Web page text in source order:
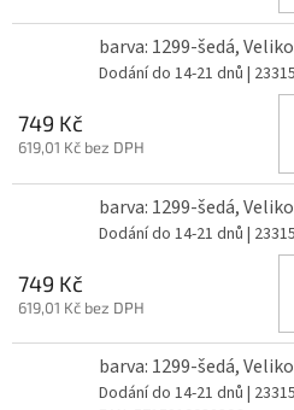
barva: 1299-šedá,
Dodání do 14-21 dnů |
749 Kč
619,01 Kč bez DPH
barva: 1299-šedá,
Dodání do 14-21 dnů |
749 Kč
619,01 Kč bez DPH
barva: 1299-šedá,
Dodání do 14-21 dnů |